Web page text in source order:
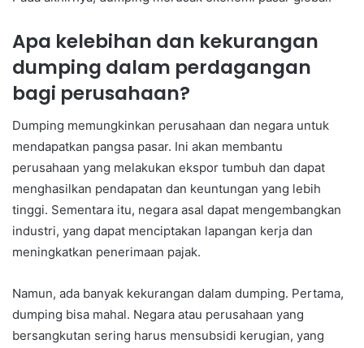
Apa kelebihan dan kekurangan
dumping dalam perdagangan
bagi perusahaan?
Dumping memungkinkan perusahaan dan negara untuk
mendapatkan pangsa pasar. Ini akan membantu
perusahaan yang melakukan ekspor tumbuh dan dapat
menghasilkan pendapatan dan keuntungan yang lebih
tinggi. Sementara itu, negara asal dapat mengembangkan
industri, yang dapat menciptakan lapangan kerja dan
meningkatkan penerimaan pajak.
Namun, ada banyak kekurangan dalam dumping. Pertama,
dumping bisa mahal. Negara atau perusahaan yang
bersangkutan sering harus mensubsidi kerugian, yang